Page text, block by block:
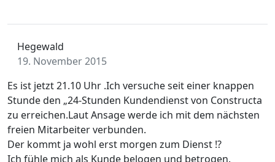
Hegewald
19. November 2015
Es ist jetzt 21.10 Uhr .Ich versuche seit einer knappen
Stunde den „24-Stunden Kundendienst von Constructa
zu erreichen.Laut Ansage werde ich mit dem nächsten
freien Mitarbeiter verbunden.
Der kommt ja wohl erst morgen zum Dienst !?
Ich fühle mich als Kunde belogen und betrogen.